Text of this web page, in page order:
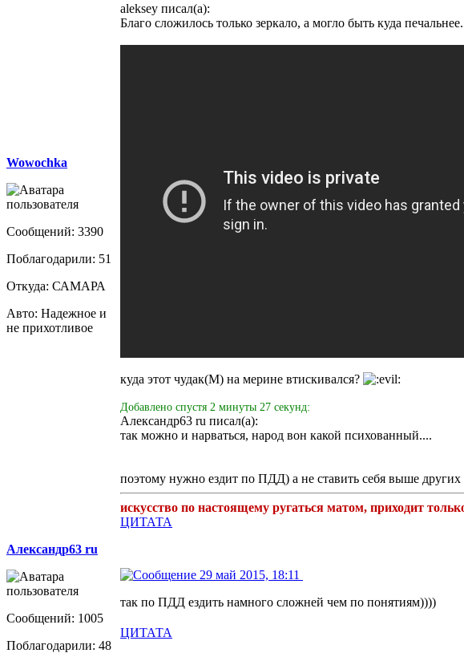
Wowochka
Сообщений: 3390
Поблагодарили: 51
Откуда: САМАРА
Авто: Надежное и
не прихотливое
aleksey писал(а):
Благо сложилось только зеркало, а могло быть куда печальнее.
куда этот чудак(М) на мерине втискивался?
Добавлено спустя 2 минуты 27 секунд:
Александр63 ru писал(а):
так можно и нарваться, народ вон какой психованный....
поэтому нужно ездит по ПДД) а не ставить себя выше других
искусство по настоящему ругаться матом, приходит
ЦИТАТА
Александр63 ru
Сообщений: 1005
Поблагодарили: 48
29 май 2015, 18:11
так по ПДД ездить намного сложней чем по понятиям))))
ЦИТАТА